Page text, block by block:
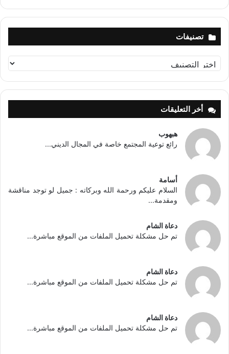
تصنيفات
تصنيفات
أخر التعليقات
هبهوب
رائع توعية المجتمع خاصة في المجال الديني...
أسامة
السلام عليكم ورحمة الله وبركاته : جميل لو توجد مناقشة
ومقدمة...
دعاة الشام
تم حل مشكلة تحميل الملفات من الموقع مباشرة...
دعاة الشام
تم حل مشكلة تحميل الملفات من الموقع مباشرة...
دعاة الشام
تم حل مشكلة تحميل الملفات من الموقع مباشرة...